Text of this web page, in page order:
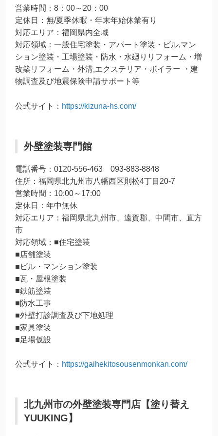
営業時間：8：00～20：00
定休日：無/夏季休暇・年末年始休業有り
対応エリア：福岡県内全域
対応領域：一般住宅塗装・アパート塗装・ビル,マン
ション塗装・工場塗装・防水・水廻りリフォーム・増
改築リフォーム・外溝,エクステリア・ボイラー ・建
物調査及び地震保険申請サポート等
公式サイト： https://kizuna-hs.com/
外壁塗装専門館
電話番号：0120-556-463 093-883-8848
住所：福岡県北九州市八幡西区則松4丁目20-7
営業時間：10:00～17:00
定休日：年中無休
対応エリア：福岡県北九州市、遠賀郡、中間市、直方
市
対応領域：■住宅塗装
■店舗塗装
■ビル・マンション塗装
■瓦・屋根塗装
■鉄筋塗装
■防水工事
■外壁打診調査及び下地処理
■家具塗装
■足場仮設
公式サイト： https://gaihekitosousenmonkan.com/
北九州市の外壁塗装専門店【塗り替え
YUUKING】